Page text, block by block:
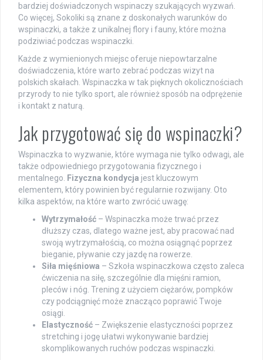
bardziej doświadczonych wspinaczy szukających wyzwań.
Co więcej, Sokoliki są znane z doskonałych warunków do
wspinaczki, a także z unikalnej flory i fauny, które można
podziwiać podczas wspinaczki.
Każde z wymienionych miejsc oferuje niepowtarzalne
doświadczenia, które warto zebrać podczas wizyt na
polskich skałach. Wspinaczka w tak pięknych okolicznościach
przyrody to nie tylko sport, ale również sposób na odprężenie
i kontakt z naturą.
Jak przygotować się do wspinaczki?
Wspinaczka to wyzwanie, które wymaga nie tylko odwagi, ale
także odpowiedniego przygotowania fizycznego i
mentalnego.
Fizyczna kondycja jest kluczowym
elementem, który powinien być regularnie rozwijany. Oto
kilka aspektów, na które warto zwrócić uwagę:
Wytrzymałość – Wspinaczka może trwać przez
dłuższy czas, dlatego ważne jest, aby pracować nad
swoją wytrzymałością, co można osiągnąć poprzez
bieganie, pływanie czy jazdę na rowerze.
Siła mięśniowa – Szkoła wspinaczkowa często zaleca
ćwiczenia na siłę, szczególnie dla mięśni ramion,
pleców i nóg. Trening z użyciem ciężarów, pompków
czy podciągnięć może znacząco poprawić Twoje
osiągi.
Elastyczność – Zwiększenie elastyczności poprzez
stretching i jogę ułatwi wykonywanie bardziej
skomplikowanych ruchów podczas wspinaczki.